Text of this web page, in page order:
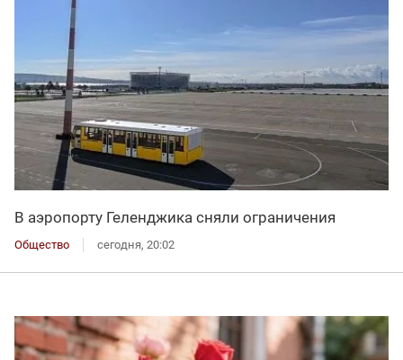
В аэропорту Геленджика сняли ограничения
Общество сегодня, 20:02